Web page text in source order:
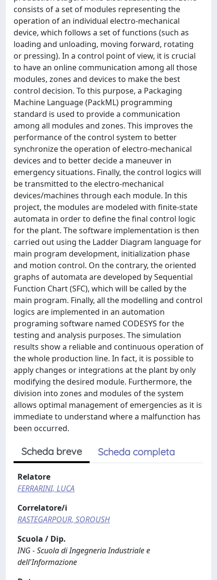
consists of a set of modules representing the
operation of an individual electro-mechanical
device, which follows a set of functions (such as
loading and unloading, moving forward, rotating
or pressing). In a control point of view, it is crucial
to have an online communication among all those
modules, zones and devices to make the best
control decision. To this purpose, a Packaging
Machine Language (PackML) programming
standard is used to provide a communication
among all modules and zones. This improves the
performance of the control system to better
synchronize the operation of electro-mechanical
devices and to better decide a maneuver in
emergency situations. Finally, the control logics will
be transmitted to the electro-mechanical
devices/machines through each module. In this
project, the modules are modeled with finite-state
automata in order to define the final control logic
for the plant. The software implementation is then
carried out using the Ladder Diagram language for
main program development, initialization phase
and motion control. On the contrary, the oriented
graphs of automata are developed by Sequential
Function Chart (SFC), which will be called by the
main program. Finally, all the modelling and control
logics are implemented in an automation
programing software named CODESYS for the
testing and analysis purposes. The simulation
results show a reliable and continuous operation of
the whole production line. In fact, it is possible to
apply changes or integrations at the plant by only
modifying the desired module. Furthermore, the
division into zones and modules of the system
allows optimal management of emergencies as it is
immediate to understand where a malfunction has
been occurred.
Scheda breve Scheda completa
Relatore
FERRARINI, LUCA
Correlatore/i
RASTEGARPOUR, SOROUSH
Scuola / Dip.
ING - Scuola di Ingegneria Industriale e
dell'Informazione